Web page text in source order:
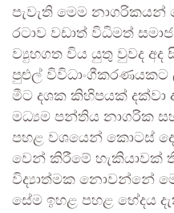
පැවැති මෙම
රටාව වඩාත් විධිමත්
ව්‍යුහගත විය යුතු වුවද අද
පුළුල්
මීට දශක කිහිපයක් දක්වා
මධ්‍යම පන්තිය නාගරික
පහළ වශයෙන් කොටස්
වෙන් කිරීමේ හැකියාවක්
විද්‍යාත්මක නොවන්නේ
සේම ඉහළ පහළ භේදය